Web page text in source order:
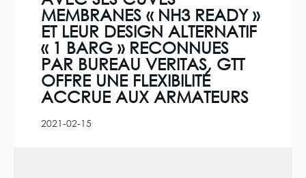
MEMBRANES « NH3 READY »
ET LEUR DESIGN ALTERNATIF
« 1 BARG » RECONNUES
PAR BUREAU VERITAS, GTT
OFFRE UNE FLEXIBILITÉ
ACCRUE AUX ARMATEURS
2021-02-15